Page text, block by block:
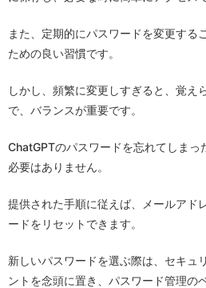
また、定期的にパスワードを変更する
ための良い習慣です。
しかし、頻繁に変更しすぎると、覚え
で、バランスが重要です。
ChatGPTのパスワードを忘れてしまっ
必要はありません。
提供された手順に従えば、メールアド
ードをリセットできます。
新しいパスワードを選ぶ際は、セキュ
ントを念頭に置き、パスワード管理の